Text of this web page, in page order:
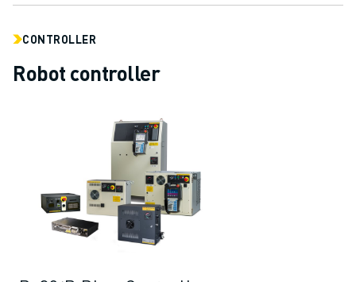
CONTROLLER
Robot controller